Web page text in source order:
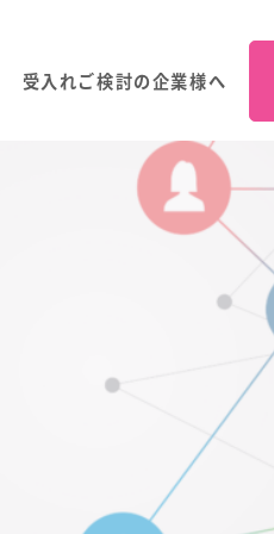
受入れご検討の企業様へ